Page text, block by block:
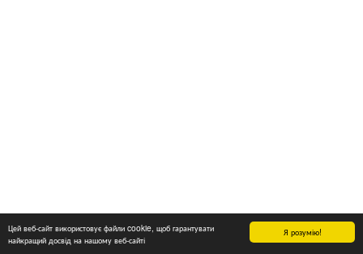
Я розумію!
Цей веб-сайт використовує файли cookie, щоб гарантувати
найкращий досвід на нашому веб-сайті